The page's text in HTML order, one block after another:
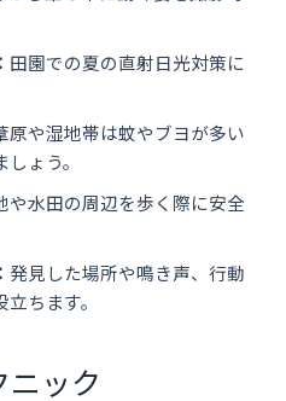
田園での夏の直射日光対策に
原や湿地帯は蚊やブヨが多い
ょう。
や水田の周辺を歩く際に安全
発見した場所や鳴き声、行動
ちます。
ック